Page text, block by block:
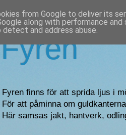
Fyren
Fyren finns för att sprida ljus i
För att påminna om
Här samsas jakt, hantverk,
from Google to deliver its
along with performance
and address abuse.